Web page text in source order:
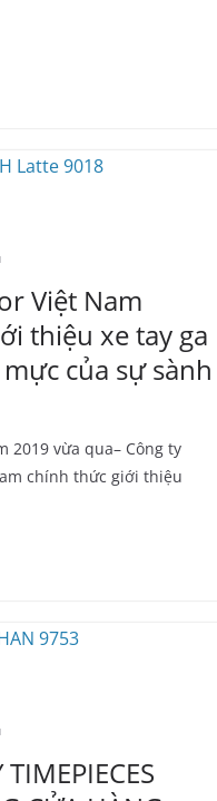
Việt Nam
thiệu xe tay ga
của sự sành
2019 vừa qua– Công ty
chính thức giới thiệu